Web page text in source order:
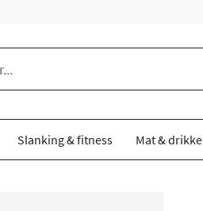
Slanking & fitness Mat & drikke